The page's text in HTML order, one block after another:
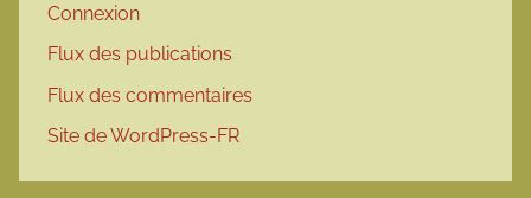
Connexion
Flux des publications
Flux des commentaires
Site de WordPress-FR